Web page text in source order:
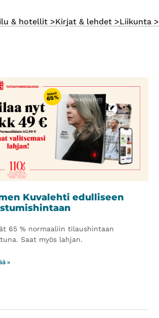
& hotellit >Kirjat & lehdet >Liikunta >
Kuvalehti edulliseen
65 % normaaliin tilaushintaan
Saat myös lahjan.
»